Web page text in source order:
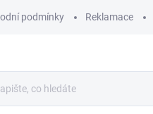
podmínky Reklamace